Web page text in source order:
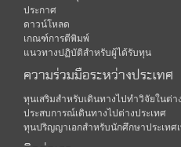
ประกาศ
ดาวน์โหลด
เกณฑ์การตีพิมพ์
แนวทางปฏิบัติสำหรับผู้ได้รับทุน
ความร่วมมือระหว่างประเทศ
ทุนเสริมสำหรับเดินทางไปทำวิจัยในต่า
ประสบการณ์เดินทางไปต่างประเทศ
ทุนปริญญาเอกสำหรับนักศึกษาประเทศ